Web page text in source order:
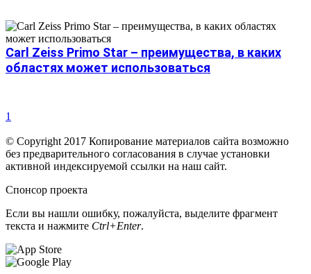
Carl Zeiss Primo Star – преимущества, в каких
областях может использоваться
1
© Copyright 2017 Копирование материалов сайта возможно
без предварительного согласования в случае установки
активной индексируемой ссылки на наш сайт.
Спонсор проекта
Если вы нашли ошибку, пожалуйста, выделите фрагмент
текста и нажмите Ctrl+Enter.